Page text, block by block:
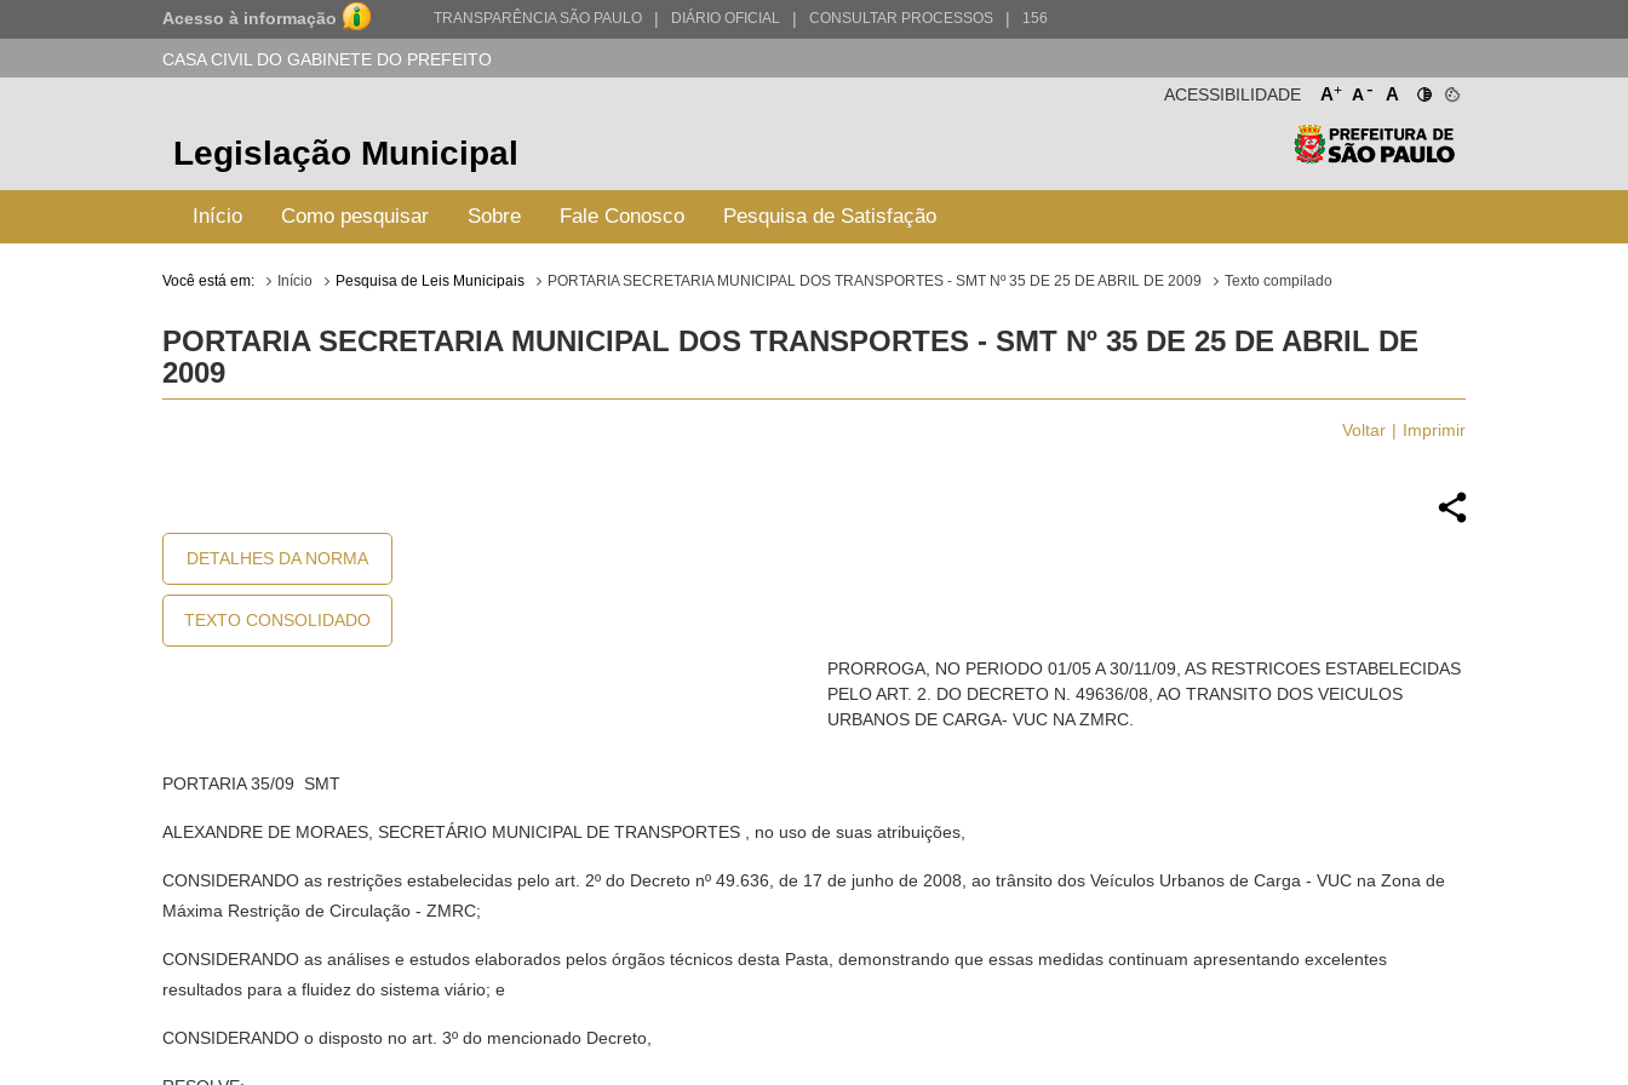
Acesso à informação TRANSPARÊNCIA SÃO PAULO | DIÁRIO OFICIAL | CONSULTAR PROCESSOS | 156
CASA CIVIL DO GABINETE DO PREFEITO
A+ A- A
ACESSIBILIDADE
Legislação Municipal
Início Como pesquisar Sobre Fale Conosco Pesquisa de Satisfação
Você está em: Início Pesquisa de Leis Municipais PORTARIA SECRETARIA MUNICIPAL DOS TRANSPORTES - SMT Nº 35 DE 25 DE ABRIL DE 2009 Texto compilado
PORTARIA SECRETARIA MUNICIPAL DOS TRANSPORTES - SMT Nº 35 DE 25 DE ABRIL DE
2009
Voltar Imprimir
DETALHES DA NORMA
TEXTO CONSOLIDADO
PRORROGA, NO PERIODO 01/05 A 30/11/09, AS RESTRICOES ESTABELECIDAS
PELO ART. 2. DO DECRETO N. 49636/08, AO TRANSITO DOS VEICULOS
URBANOS DE CARGA- VUC NA ZMRC.
PORTARIA 35/09  SMT
ALEXANDRE DE MORAES, SECRETÁRIO MUNICIPAL DE TRANSPORTES , no uso de suas atribuições,
CONSIDERANDO as restrições estabelecidas pelo art. 2º do Decreto nº 49.636, de 17 de junho de 2008, ao trânsito dos Veículos Urbanos de Carga - VUC na Zona de
Máxima Restrição de Circulação - ZMRC;
CONSIDERANDO as análises e estudos elaborados pelos órgãos técnicos desta Pasta, demonstrando que essas medidas continuam apresentando excelentes
resultados para a fluidez do sistema viário; e
CONSIDERANDO o disposto no art. 3º do mencionado Decreto,